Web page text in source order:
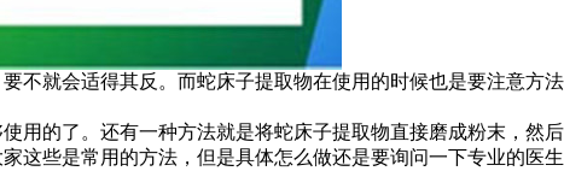
不就会适得其反。而蛇床子提取物在使用的时候也是要注意方法
用的了。还有一种方法就是将蛇床子提取物直接磨成粉末，然后
这些是常用的方法，但是具体怎么做还是要询问一下专业的医生